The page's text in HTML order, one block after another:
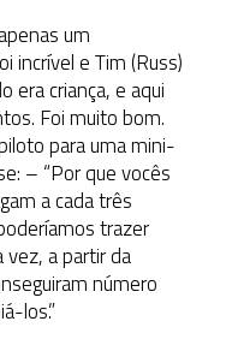
um
incrível e Tim (Russ)
era criança, e aqui
Foi muito bom.
para uma mini-
– “Por que vocês
a cada três
trazer
a partir da
número
los.”